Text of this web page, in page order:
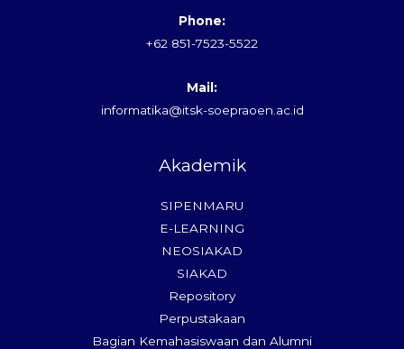
Phone:
+62 851-7523-5522
Mail:
informatika@itsk-soepraoen.ac.id
Akademik
SIPENMARU
E-LEARNING
NEOSIAKAD
SIAKAD
Repository
Perpustakaan
Bagian Kemahasiswaan dan Alumni